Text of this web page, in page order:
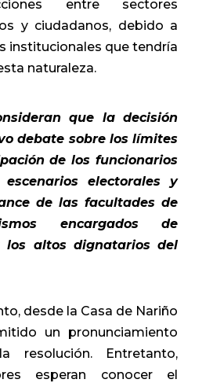
entre sectores
y ciudadanos, debido a
institucionales que tendría
naturaleza.
que la decisión
debate sobre los límites
de los funcionarios
electorales y
de las facultades de
encargados de
los altos dignatarios del
desde la Casa de Nariño
un pronunciamiento
resolución. Entretanto,
esperan conocer el